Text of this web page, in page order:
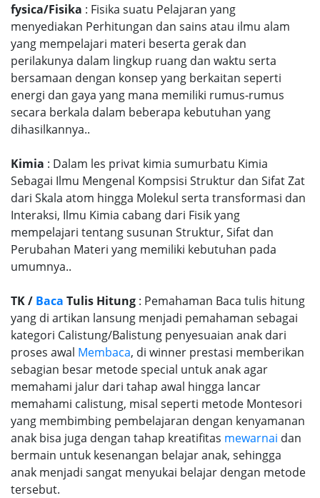
fysica/Fisika : Fisika suatu Pelajaran yang
menyediakan Perhitungan dan sains atau ilmu alam
yang mempelajari materi beserta gerak dan
perilakunya dalam lingkup ruang dan waktu serta
bersamaan dengan konsep yang berkaitan seperti
energi dan gaya yang mana memiliki rumus-rumus
secara berkala dalam beberapa kebutuhan yang
dihasilkannya..
Kimia : Dalam les privat kimia sumurbatu Kimia
Sebagai Ilmu Mengenal Kompsisi Struktur dan Sifat Zat
dari Skala atom hingga Molekul serta transformasi dan
Interaksi, Ilmu Kimia cabang dari Fisik yang
mempelajari tentang susunan Struktur, Sifat dan
Perubahan Materi yang memiliki kebutuhan pada
umumnya..
TK / Baca Tulis Hitung : Pemahaman Baca tulis hitung
yang di artikan lansung menjadi pemahaman sebagai
kategori Calistung/Balistung penyesuaian anak dari
proses awal Membaca, di winner prestasi memberikan
sebagian besar metode special untuk anak agar
memahami jalur dari tahap awal hingga lancar
memahami calistung, misal seperti metode Montesori
yang membimbing pembelajaran dengan kenyamanan
anak bisa juga dengan tahap kreatifitas mewarnai dan
bermain untuk kesenangan belajar anak, sehingga
anak menjadi sangat menyukai belajar dengan metode
tersebut.